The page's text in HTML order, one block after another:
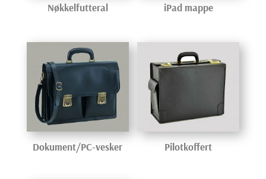
Nøkkelfutteral iPad mappe
Dokument/PC-vesker Pilotkoffert